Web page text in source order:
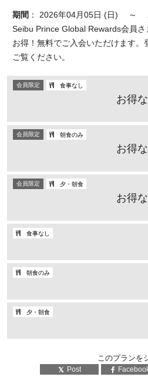
期間 ： 2026年04月05日 (日) ～
Seibu Prince Global Rewards会員
お得！無料でご入会いただけます。
ご覧ください。
会員限定 食事なし
お得
会員限定 朝食のみ
お得
会員限定 夕・朝食
お得
食事なし
朝食のみ
夕・朝食
このプランを
Post